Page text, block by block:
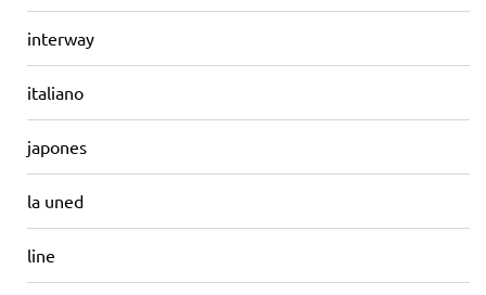
interway
italiano
japones
la uned
line